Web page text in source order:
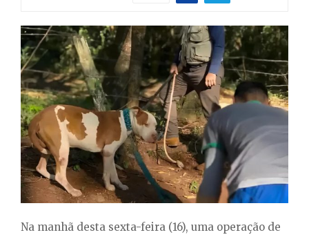
M
E
N
U
Na manhã desta sexta-feira (16), uma operação de